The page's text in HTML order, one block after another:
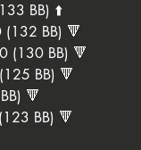
BB) ⬆️
(132 BB) 🔻
(130 BB) 🔻
BB) 🔻
🔻
BB) 🔻